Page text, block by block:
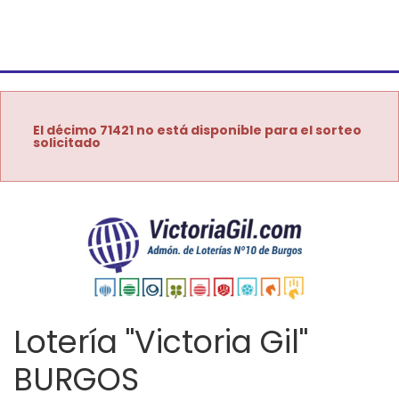
El décimo 71421 no está disponible para el sorteo
solicitado
Lotería "Victoria Gil"
BURGOS